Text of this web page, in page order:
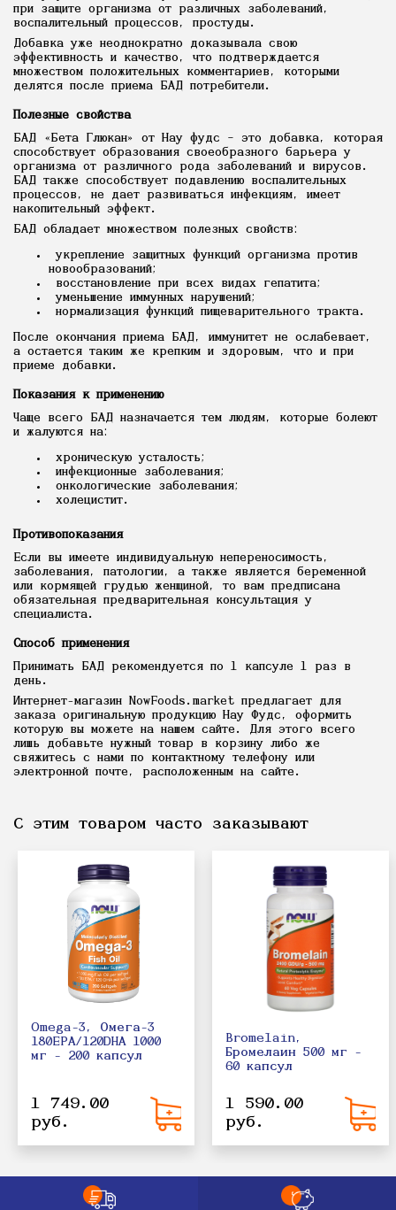
при защите организма от различных заболеваний,
воспалительный процессов, простуды.
Добавка уже неоднократно доказывала свою
эффективность и качество, что подтверждается
множеством положительных комментариев, которыми
делятся после приема БАД потребители.
Полезные свойства
БАД «Бета Глюкан» от Нау фудс – это добавка, которая
способствует образования своеобразного барьера у
организма от различного рода заболеваний и вирусов.
БАД также способствует подавлению воспалительных
процессов, не дает развиваться инфекциям, имеет
накопительный эффект.
БАД обладает множеством полезных свойств:
укрепление защитных функций организма против
новообразований;
восстановление при всех видах гепатита;
уменьшение иммунных нарушений;
нормализация функций пищеварительного тракта.
После окончания приема БАД, иммунитет не ослабевает,
а остается таким же крепким и здоровым, что и при
приеме добавки.
Показания к применению
Чаще всего БАД назначается тем людям, которые болеют
и жалуются на:
хроническую усталость;
инфекционные заболевания;
онкологические заболевания;
холецистит.
Противопоказания
Если вы имеете индивидуальную непереносимость,
заболевания, патологии, а также является беременной
или кормящей грудью женщиной, то вам предписана
обязательная предварительная консультация у
специалиста.
Способ применения
Принимать БАД рекомендуется по 1 капсуле 1 раз в
день.
Интернет-магазин NowFoods.market предлагает для
заказа оригинальную продукцию Нау Фудс, оформить
которую вы можете на нашем сайте. Для этого всего
лишь добавьте нужный товар в корзину либо же
свяжитесь с нами по контактному телефону или
электронной почте, расположенным на сайте.
С этим товаром часто заказывают
Omega-3, Омега-3
180EPA/120DHA 1000
мг - 200 капсул
1 749.00
руб.
Bromelain,
Бромелаин 500 мг -
60 капсул
1 590.00
руб.